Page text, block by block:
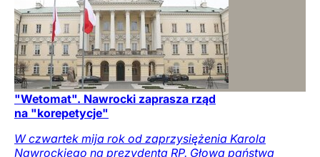
"Wetomat". Nawrocki zaprasza rząd
na "korepetycje"
W czwartek mija rok od zaprzysiężenia Karola
Nawrockiego na prezydenta RP. Głowa państwa